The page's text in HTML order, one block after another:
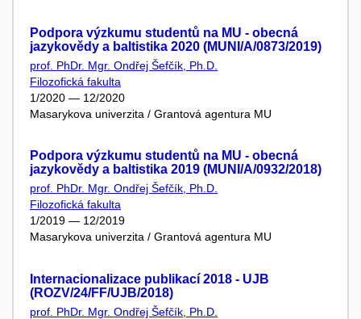
Podpora výzkumu studentů na MU - obecná
jazykovědy a baltistika 2020 (MUNI/A/0873/2019)
prof. PhDr. Mgr. Ondřej Šefčík, Ph.D.
Filozofická fakulta
1/2020 — 12/2020
Masarykova univerzita / Grantová agentura MU
Podpora výzkumu studentů na MU - obecná
jazykovědy a baltistika 2019 (MUNI/A/0932/2018)
prof. PhDr. Mgr. Ondřej Šefčík, Ph.D.
Filozofická fakulta
1/2019 — 12/2019
Masarykova univerzita / Grantová agentura MU
Internacionalizace publikací 2018 - UJB
(ROZV/24/FF/UJB/2018)
prof. PhDr. Mgr. Ondřej Šefčík, Ph.D.